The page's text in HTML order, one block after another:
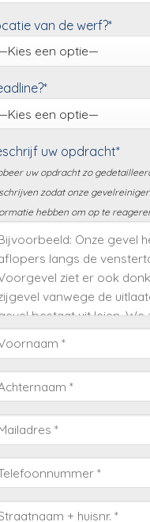
van de werf?*
uw opdracht*
uw opdracht zo
zodat onze
hebben om op te